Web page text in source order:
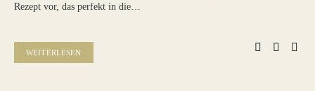
Rezept vor, das perfekt in die…
WEITERLESEN